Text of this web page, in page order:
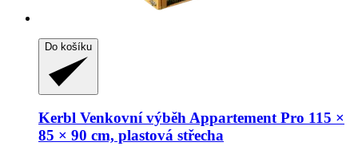
Do košíku
Kerbl Venkovní výběh Appartement Pro 115 ×
85 × 90 cm, plastová střecha